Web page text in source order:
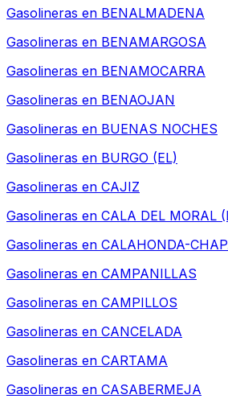
Gasolineras en BENALMADENA
Gasolineras en BENAMARGOSA
Gasolineras en BENAMOCARRA
Gasolineras en BENAOJAN
Gasolineras en BUENAS NOCHES
Gasolineras en BURGO (EL)
Gasolineras en CAJIZ
Gasolineras en CALA DEL MORAL
Gasolineras en CALAHONDA-
Gasolineras en CAMPANILLAS
Gasolineras en CAMPILLOS
Gasolineras en CANCELADA
Gasolineras en CARTAMA
Gasolineras en CASABERMEJA